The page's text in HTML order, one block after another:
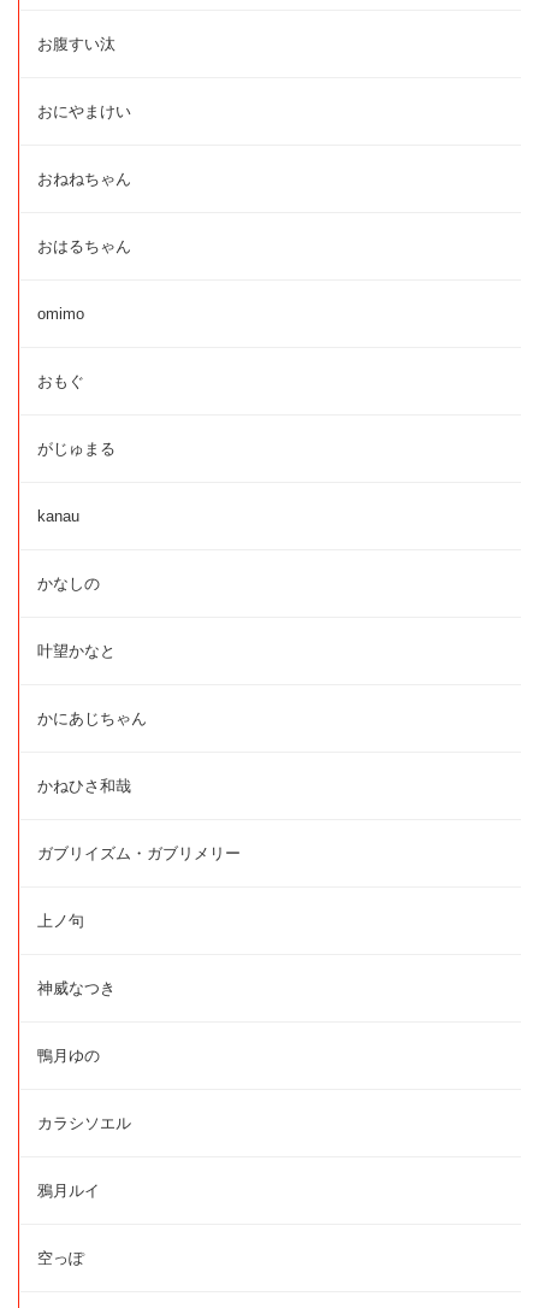
お腹すい汰
おにやまけい
おねねちゃん
おはるちゃん
omimo
おもぐ
がじゅまる
kanau
かなしの
叶望かなと
かにあじちゃん
かねひさ和哉
ガブリイズム・ガブリメリー
上ノ句
神威なつき
鴨月ゆの
カラシソエル
鴉月ルイ
空っぽ